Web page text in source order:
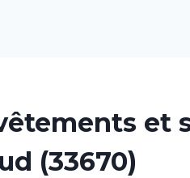
et
(33670)